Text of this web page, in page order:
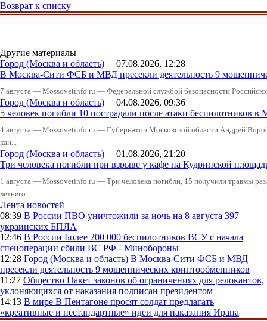
Возврат к списку
Другие материалы
Город (Москва и область) 07.08.2026, 12:28
В Москва-Сити ФСБ и МВД пресекли деятельность 9
7 августа — Mossovetinfo.ru — Федеральной службой безопасности
Город (Москва и область) 04.08.2026, 09:36
5 человек погибли 10 пострадали после атаки беспилотников в
4 августа — Mossovetinfo.ru — Губернатор Московской области Андрей
кан...
Город (Москва и область) 01.08.2026, 21:20
Три человека погибли при взрыве у кафе на Кудринской
1 августа — Mossovetinfo.ru — Три человека погибли, 15 получили травмы
летнего...
Лента новостей
08:39 В России ПВО уничтожили за ночь на 8 августа 397
украинских БПЛА
12:46 В России Более 200 000 беспилотников ВСУ с начала
спецоперации сбили ВС РФ - Минобороны
12:28 Город (Москва и область) В Москва-Сити ФСБ и МВД
пресекли деятельность 9 мошеннических криптообменников
11:27 Общество Пакет законов об ограничениях для релокантов,
уклоняющихся от наказания подписан президентом
14:13 В мире В Пентагоне просят солдат предлагать
«креативные и нестандартные» идеи для наказания Ирана